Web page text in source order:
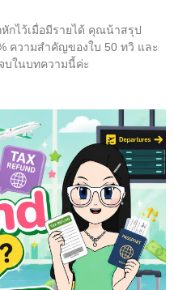
กไว้เมื่อมีรายได้ คุณน้าสรุป
ความสำคัญของใบ 50 ทวิ และ
ในบทความนี้ค่ะ